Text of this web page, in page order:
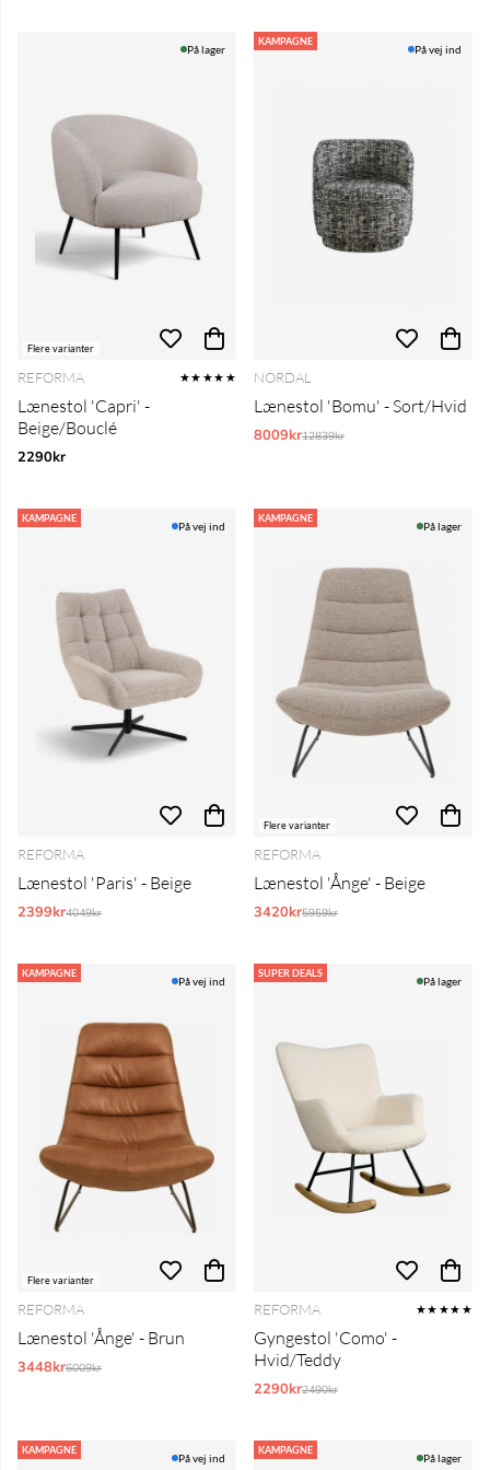
Flere varianter
På lager
REFORMA ★★★★★
Lænestol 'Capri' -
Beige/Bouclé
2290kr
KAMPAGNE
På vej ind
NORDAL
Lænestol 'Bomu' - Sort/Hvid
8009krNormalpris:
12839kr
KAMPAGNE
På vej ind
REFORMA
Lænestol 'Paris' - Beige
2399krNormalpris:
4049kr
KAMPAGNE
Flere varianter
På lager
REFORMA
Lænestol 'Ånge' - Beige
3420krNormalpris:
5959kr
KAMPAGNE
Flere varianter
På vej ind
REFORMA
Lænestol 'Ånge' - Brun
3448krNormalpris:
6009kr
SUPER DEALS
På lager
REFORMA ★★★★★
Gyngestol 'Como' -
Hvid/Teddy
2290krNormalpris:
2490kr
KAMPAGNE
På vej ind
KAMPAGNE
På lager